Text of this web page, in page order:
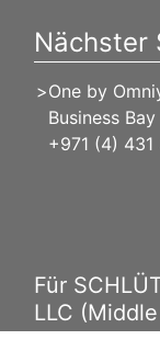
Nächster
One by
Business
+971 (4) 431
Für
LLC